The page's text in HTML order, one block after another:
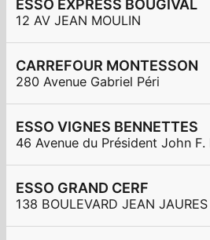
ESSO EXPRESS BOUGIVAL
12 AV JEAN MOULIN
CARREFOUR MONTESSON
280 Avenue Gabriel Péri
ESSO VIGNES BENNETTES
46 Avenue du Président John F.
ESSO GRAND CERF
138 BOULEVARD JEAN JAURES